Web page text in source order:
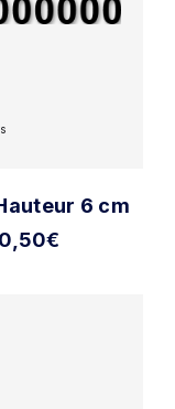
6 cm